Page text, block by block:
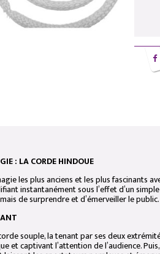
: LA CORDE HINDOUE
les plus anciens et les plus
instantanément sous l’effet d’un
de surprendre et d’émerveiller le public.
souple, la tenant par ses deux
et captivant l’attention de l’audience.